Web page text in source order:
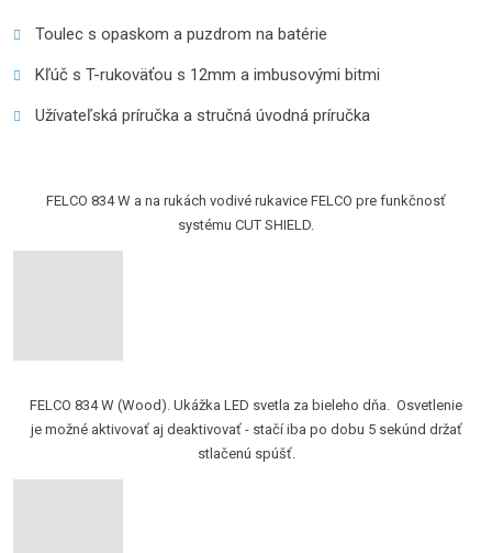
Toulec s opaskom a puzdrom na batérie
Kľúč s T-rukoväťou s 12mm a imbusovými bitmi
Užívateľská príručka a stručná úvodná príručka
FELCO 834 W a na rukách vodivé rukavice FELCO pre funkčnosť
systému CUT SHIELD.
FELCO 834 W (Wood). Ukážka LED svetla za bieleho dňa. Osvetlenie
je možné aktivovať aj deaktivovať - ​​stačí iba po dobu 5 sekúnd držať
stlačenú spúšť.